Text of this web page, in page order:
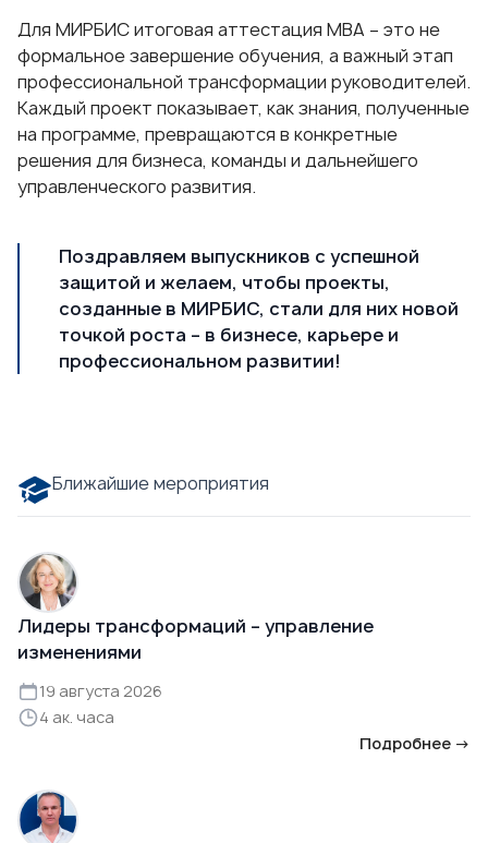
Для МИРБИС итоговая аттестация MBA – это не
формальное завершение обучения, а важный этап
профессиональной трансформации руководителей.
Каждый проект показывает, как знания, полученные
на программе, превращаются в конкретные
решения для бизнеса, команды и дальнейшего
управленческого развития.
Поздравляем выпускников с успешной
защитой и желаем, чтобы проекты,
созданные в МИРБИС, стали для них новой
точкой роста – в бизнесе, карьере и
профессиональном развитии!
Ближайшие мероприятия
Лидеры трансформаций – управление
изменениями
19 августа 2026
4 ак. часа
Подробнее →